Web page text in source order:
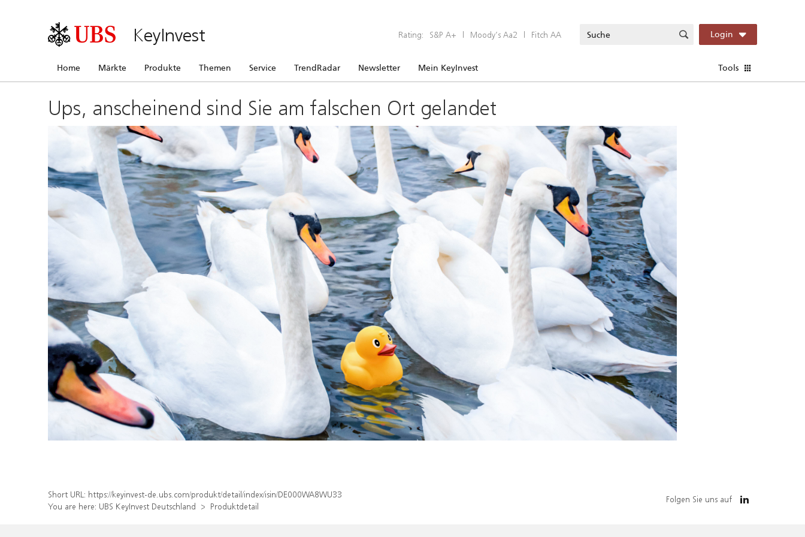
KeyInvest Rating: S&P A+ | Moody’s Aa2 | Fitch AA Login
Home Märkte Produkte Themen Service TrendRadar Newsletter Mein KeyInvest Tools
Ups, anscheinend sind Sie am falschen Ort gelandet
Short URL: https://keyinvest-de.ubs.com/produkt/detail/index/isin/DE000WA8WU33
You are here: UBS KeyInvest Deutschland Produktdetail
Folgen Sie uns auf